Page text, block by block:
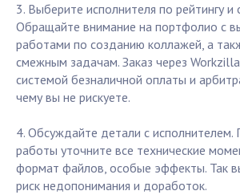
3. Выберите исполнителя по рейтингу и
Обращайте внимание на портфолио с
работами по созданию коллажей, а
смежным задачам. Заказ через
системой безналичной оплаты и
чему вы не рискуете.
4. Обсуждайте детали с
работы уточните все технические
формат файлов, особые эффекты. Так
риск недопонимания и доработок.